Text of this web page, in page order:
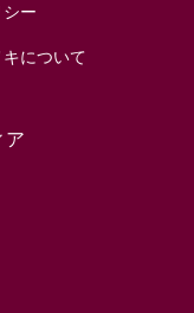
ー
について
ア